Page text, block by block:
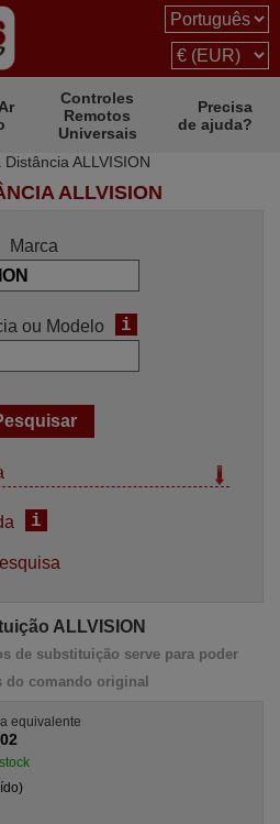
Controles
Remotos
Universais
Precisa
de ajuda?
ALLVISION
ALLVISION
Marca
ou Modelo i
i
ALLVISION
de substituição serve para poder
do comando original
equivalente